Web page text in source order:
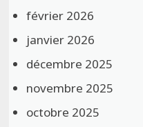
février 2026
janvier 2026
décembre 2025
novembre 2025
octobre 2025